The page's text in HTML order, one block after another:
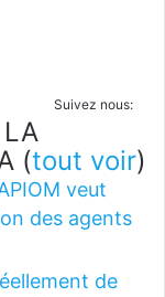
Suivez nous:
(tout voir)
veut
des agents
de